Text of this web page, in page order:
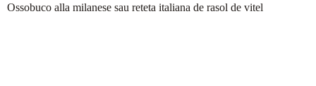
Ossobuco alla milanese sau reteta italiana de rasol de vitel